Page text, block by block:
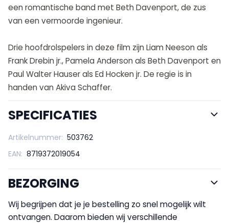
een romantische band met Beth Davenport, de zus
van een vermoorde ingenieur.
Drie hoofdrolspelers in deze film zijn Liam Neeson als
Frank Drebin jr., Pamela Anderson als Beth Davenport en
Paul Walter Hauser als Ed Hocken jr. De regie is in
handen van Akiva Schaffer.
SPECIFICATIES
Artikelnummer: 503762
EAN: 8719372019054
BEZORGING
Wij begrijpen dat je je bestelling zo snel mogelijk wilt
ontvangen. Daarom bieden wij verschillende